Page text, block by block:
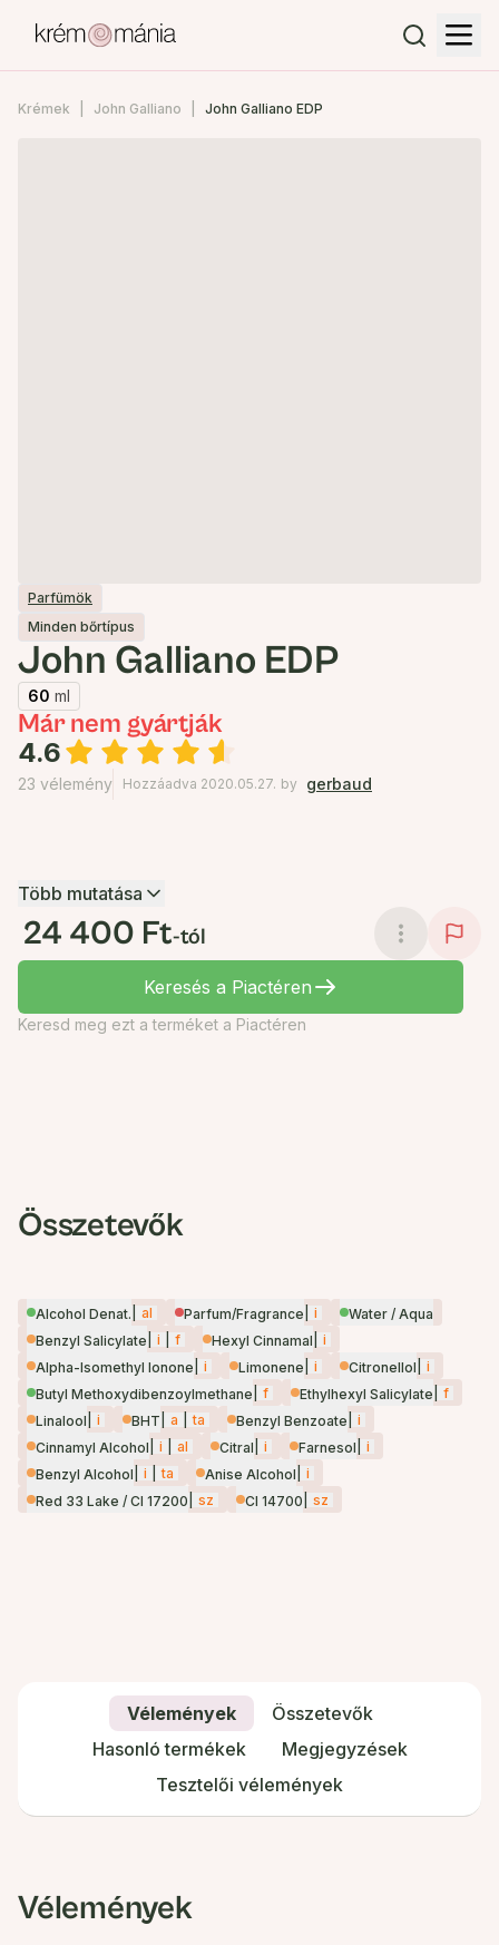
Krémek John Galliano John Galliano EDP
Parfümök
Minden bőrtípus
John Galliano EDP
60 ml
Már nem gyártják
4.6
23 vélemény Hozzáadva 2020.05.27. by gerbaud
Több mutatása
24 400 Ft-tól
Keresés a Piactéren
Keresd meg ezt a terméket a Piactéren
Összetevők
Alcohol Denat. al Parfum/Fragrance i
Water / Aqua
Benzyl Salicylate
i f Hexyl Cinnamal
i
Alpha-Isomethyl Ionone
i Limonene i Citronellol
i
Butyl Methoxydibenzoylmethane
f Ethylhexyl Salicylate
f
Linalool
i BHT a ta Benzyl Benzoate
i
Cinnamyl Alcohol
i al Citral i Farnesol
i
Benzyl Alcohol
i ta Anise Alcohol
i
Red 33 Lake / CI 17200
sz CI 14700 sz
Vélemények
Összetevők
Hasonló termékek
Megjegyzések
Tesztelői vélemények
Vélemények